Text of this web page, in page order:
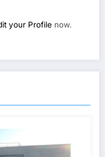
your Profile now.